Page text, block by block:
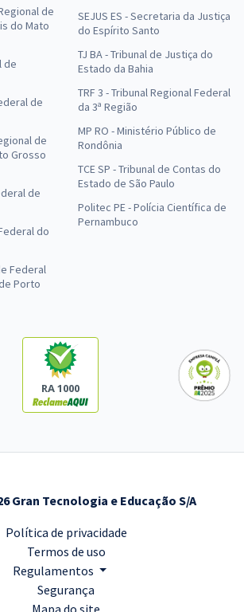
de
do Mato
de
de
de
Grosso
de
do
Federal
Porto
SEJUS ES - Secretaria da Justiça
do Espírito Santo
TJ BA - Tribunal de Justiça do
Estado da Bahia
TRF 3 - Tribunal Regional Federal
da 3ª Região
MP RO - Ministério Público de
Rondônia
TCE SP - Tribunal de Contas do
Estado de São Paulo
Politec PE - Polícia Científica de
Pernambuco
RA 1000
Gran Tecnologia e Educação S/A
Política de privacidade
Termos de uso
Regulamentos
Segurança
Mapa do site